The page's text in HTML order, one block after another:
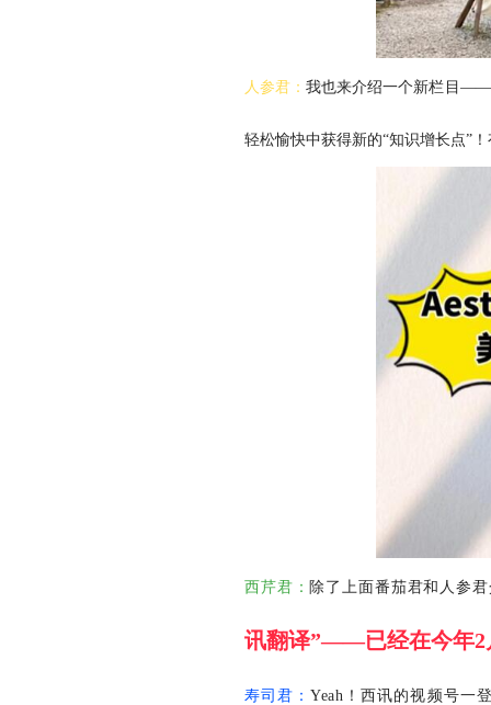
人参君：我也来介绍一个新栏目——
轻松愉快中获得新的“知识增长点”
西芹君： 除了上面番茄君和人参
讯翻译”——已经在今年2
寿司君：Yeah！西讯的视频号一